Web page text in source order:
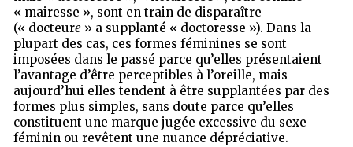
« mairesse », sont en train de disparaître
(« docteure » a supplanté « doctoresse »). Dans la
plupart des cas, ces formes féminines se sont
imposées dans le passé parce qu’elles présentaient
l’avantage d’être perceptibles à l’oreille, mais
aujourd’hui elles tendent à être supplantées par des
formes plus simples, sans doute parce qu’elles
constituent une marque jugée excessive du sexe
féminin ou revêtent une nuance dépréciative.